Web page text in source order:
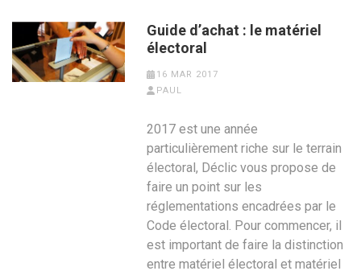
Guide d’achat : le matériel
électoral
16 MAR 2017
PAUL
2017 est une année
particulièrement riche sur le terrain
électoral, Déclic vous propose de
faire un point sur les
réglementations encadrées par le
Code électoral. Pour commencer, il
est important de faire la distinction
entre matériel électoral et matériel